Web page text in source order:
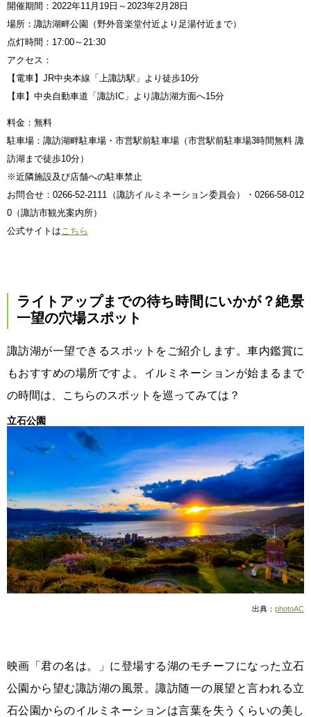
開催期間：2022年11月19日～2023年2月28日
場所：諏訪湖畔公園（野外音楽堂付近より足湯付近まで）
点灯時間：17:00～21:30
アクセス：
【電車】JR中央本線「上諏訪駅」より徒歩10分
【車】中央自動車道「諏訪IC」より諏訪湖方面へ15分
料金：無料
駐車場：諏訪湖畔駐車場・市営駅前駐車場（市営駅前駐車場3時間無料 諏
訪湖まで徒歩10分）
※近隣施設及び店舗への駐車禁止
お問合せ：0266-52-2111（諏訪イルミネーション委員会）・0266-58-012
0（諏訪市観光案内所）
公式サイトはこちら
ライトアップまでの待ち時間にいかが？絶景
一望の穴場スポット
諏訪湖が一望できるスポットをご紹介します。車内鑑賞に
もおすすめの場所ですよ。イルミネーションが始まるまで
の時間は、こちらのスポットを巡ってみては？
立石公園
出典： photoAC
映画「君の名は。」に登場する湖のモチーフになった立石
公園から望む諏訪湖の風景。諏訪随一の展望と言われる立
石公園からのイルミネーションは言葉を失うくらいの美し